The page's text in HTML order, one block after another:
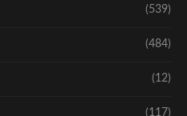
(539)
(484)
(12)
(117)